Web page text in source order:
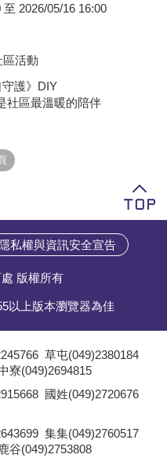
至 2026/05/16 16:00
活動
護》DIY
社區最溫暖的陪伴
隱私權與資訊安全宣告
版權所有
以上版本瀏覽器為佳
草屯(049)2380184
寮(049)2694815
國姓(049)2720676
集集(049)2760517
谷(049)2753808